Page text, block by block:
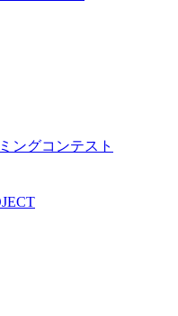
ングコンテスト